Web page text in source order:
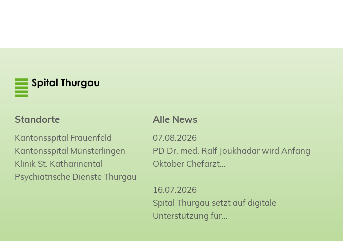
Standorte
Kantonsspital Frauenfeld
Kantonsspital Münsterlingen
Klinik St. Katharinental
Psychiatrische Dienste Thurgau
Alle News
07.08.2026
PD Dr. med. Ralf Joukhadar wird Anfang
Oktober Chefarzt…
16.07.2026
Spital Thurgau setzt auf digitale
Unterstützung für…